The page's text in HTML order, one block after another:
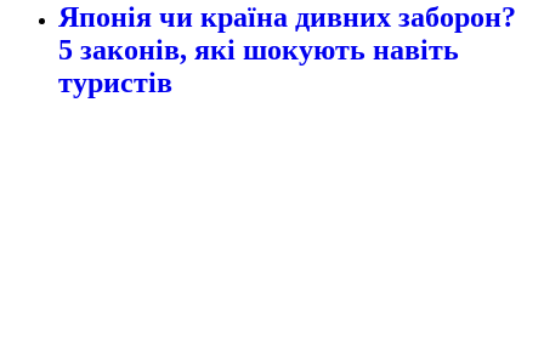
Японія чи країна дивних заборон?
5 законів, які шокують навіть
туристів